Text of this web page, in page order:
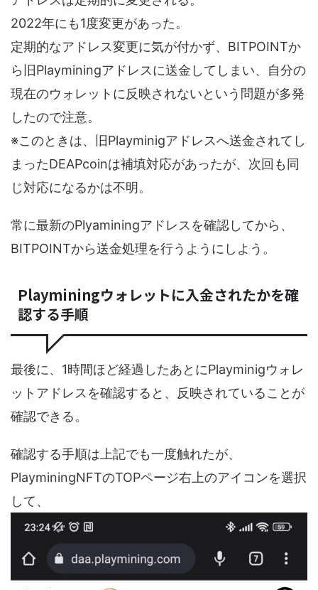
2022年にも1度変更があった。
定期的なアドレス変更に気が付かず、BITPOINTか
ら旧Playminingアドレスに送金してしまい、自分の
現在のウォレットに反映されないという問題が多発
したので注意。
※このときは、旧Playminigアドレスへ送金されてし
まったDEAPcoinは補填対応があったが、次回も同
じ対応になるかは不明。
常に最新のPlyaminingアドレスを確認してから、
BITPOINTから送金処理を行うようにしよう。
Playminingウォレットに入金されたかを確
認する手順
最後に、1時間ほど経過したあとにPlayminigウォレ
ットアドレスを確認すると、反映されていることが
確認できる。
確認する手順は上記でも一度触れたが、
PlayminingNFTのTOPページ右上のアイコンを選択
して、